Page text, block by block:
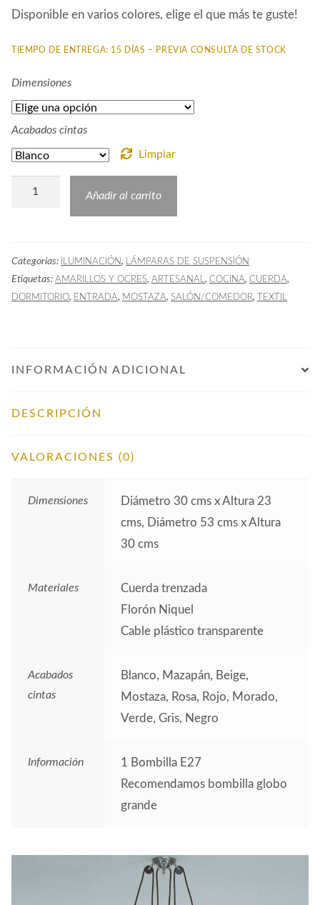
Disponible en varios colores, elige el que más te guste!
TIEMPO DE ENTREGA: 15 DÍAS – PREVIA CONSULTA DE STOCK
Dimensiones
Acabados cintas
Limpiar
Lámpara
Añadir al carrito
Categorías: ILUMINACIÓN, LÁMPARAS DE SUSPENSIÓN
Etiquetas: AMARILLOS Y OCRES, ARTESANAL , COCINA, CUERDA,
DORMITORIO, ENTRADA, MOSTAZA, SALÓN/COMEDOR, TEXTIL
INFORMACIÓN ADICIONAL
DESCRIPCIÓN
VALORACIONES (0)
Dimensiones
Diámetro 30 cms x Altura 23
cms, Diámetro 53 cms x Altura
30 cms
Materiales
Cuerda trenzada
Florón Niquel
Cable plástico transparente
Acabados
cintas
Blanco, Mazapán, Beige,
Mostaza, Rosa, Rojo, Morado,
Verde, Gris, Negro
Información
1 Bombilla E27
Recomendamos bombilla globo
grande